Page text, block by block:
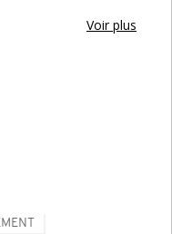
Voir plus